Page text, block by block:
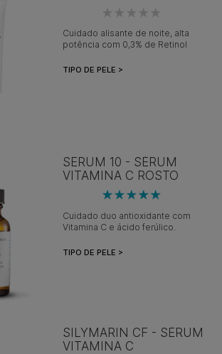
Cuidado alisante de noite, alta
potência com 0,3% de Retinol
TIPO DE PELE >
SERUM 10 - SÉRUM
VITAMINA C ROSTO
Cuidado duo antioxidante com
Vitamina C e ácido ferúlico.
TIPO DE PELE >
SILYMARIN CF - SÉRUM
VITAMINA C